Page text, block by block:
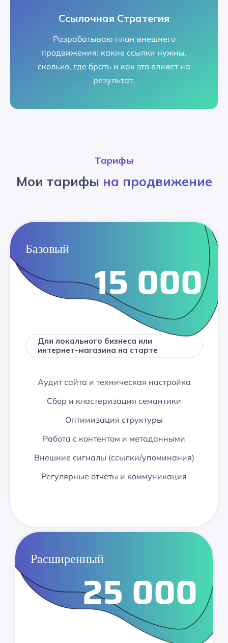
Ссылочная Стратегия
Разрабатываю план внешнего
продвижения: какие ссылки нужны,
сколько, где брать и как это влияет на
результат.
Тарифы
Мои тарифы на продвижение
Базовый
15 000
Для локального бизнеса или
интернет-магазина на старте
Аудит сайта и техническая настройка
Сбор и кластеризация семантики
Оптимизация структуры
Работа с контентом и метаданными
Внешние сигналы (ссылки/упоминания)
Регулярные отчёты и коммуникация
Расширенный
25 000